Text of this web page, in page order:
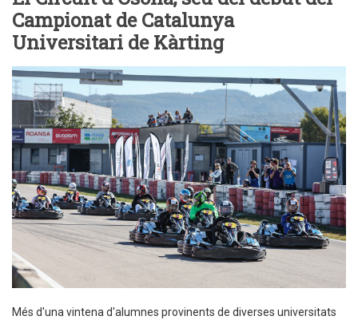
Campionat de Catalunya
Universitari de Kàrting
Més d'una vintena d'alumnes provinents de diverses universitats